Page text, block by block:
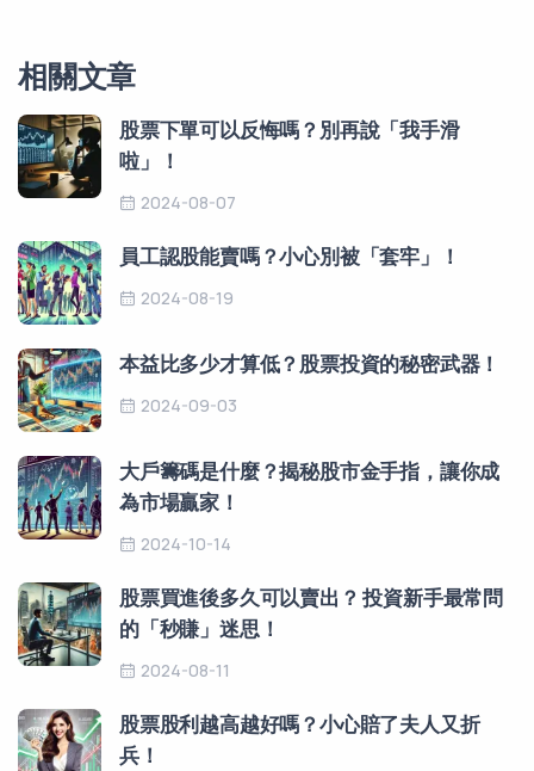
相關文章
股票下單可以反悔嗎？別再說「我手滑
啦」！
2024-08-07
員工認股能賣嗎？小心別被「套牢」！
2024-08-19
本益比多少才算低？股票投資的秘密武器！
2024-09-03
大戶籌碼是什麼？揭秘股市金手指，讓你成
為市場贏家！
2024-10-14
股票買進後多久可以賣出？ 投資新手最常問
的「秒賺」迷思！
2024-08-11
股票股利越高越好嗎？小心賠了夫人又折
兵！